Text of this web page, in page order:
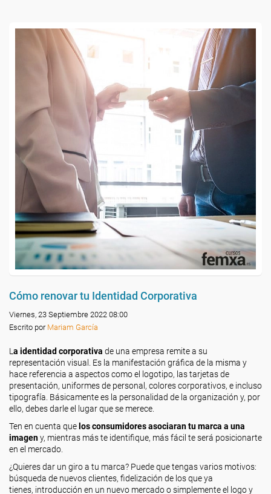
Cómo renovar tu Identidad Corporativa
Viernes, 23 Septiembre 2022 08:00
Escrito por Mariam García
L a identidad corporativa de una empresa remite a su
representación visual. Es la manifestación gráfica de la misma y
hace referencia a aspectos como el logotipo, las tarjetas de
presentación, uniformes de personal, colores corporativos, e incluso
tipografía. Básicamente es la personalidad de la organización y, por
ello, debes darle el lugar que se merece.
Ten en cuenta que los consumidores asociaran tu marca a una
imageny, mientras más te identifique, más fácil te será posicionarte
en el mercado.
¿Quieres dar un giro a tu marca? Puede que tengas varios motivos:
búsqueda de nuevos clientes, fidelización de los que ya
tienes, introducción en un nuevo mercado o simplemente el logo y